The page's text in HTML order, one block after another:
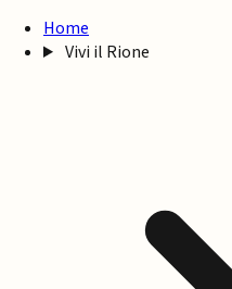
Home
Vivi il Rione